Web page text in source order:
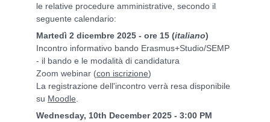
le relative procedure amministrative, secondo il
seguente calendario:
Martedì 2 dicembre 2025 - ore 15 (italiano)
Incontro informativo bando Erasmus+Studio/SEMP
- il bando e le modalità di candidatura
Zoom webinar (con iscrizione)
La registrazione dell'incontro verrà resa disponibile
su Moodle
Wednesday, 10th December 2025 - 3:00 PM